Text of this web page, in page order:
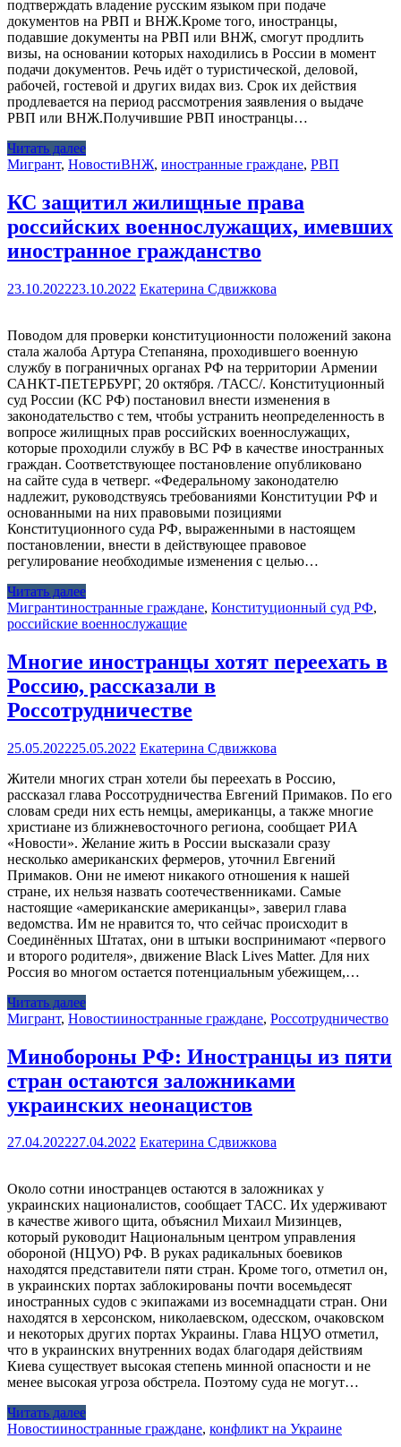
подтверждать владение русским языком при подаче
документов на РВП и ВНЖ.Кроме того, иностранцы,
подавшие документы на РВП или ВНЖ, смогут продлить
визы, на основании которых находились в России в момент
подачи документов. Речь идёт о туристической, деловой,
рабочей, гостевой и других видах виз. Срок их действия
продлевается на период рассмотрения заявления о выдаче
РВП или ВНЖ.Получившие РВП иностранцы…
Читать далее
Мигрант, НовостиВНЖ, иностранные граждане, РВП
КС защитил жилищные права
российских военнослужащих, имевших
иностранное гражданство
23.10.202223.10.2022 Екатерина Сдвижкова
Поводом для проверки конституционности положений закона
стала жалоба Артура Степаняна, проходившего военную
службу в пограничных органах РФ на территории Армении
САНКТ-ПЕТЕРБУРГ, 20 октября. /ТАСС/. Конституционный
суд России (КС РФ) постановил внести изменения в
законодательство с тем, чтобы устранить неопределенность в
вопросе жилищных прав российских военнослужащих,
которые проходили службу в ВС РФ в качестве иностранных
граждан. Соответствующее постановление опубликовано
на сайте суда в четверг. «Федеральному законодателю
надлежит, руководствуясь требованиями Конституции РФ и
основанными на них правовыми позициями
Конституционного суда РФ, выраженными в настоящем
постановлении, внести в действующее правовое
регулирование необходимые изменения с целью…
Читать далее
Мигрантиностранные граждане, Конституционный суд РФ,
российские военнослужащие
Многие иностранцы хотят переехать в
Россию, рассказали в
Россотрудничестве
25.05.202225.05.2022 Екатерина Сдвижкова
Жители многих стран хотели бы переехать в Россию,
рассказал глава Россотрудничества Евгений Примаков. По его
словам среди них есть немцы, американцы, а также многие
христиане из ближневосточного региона, сообщает РИА
«Новости». Желание жить в России высказали сразу
несколько американских фермеров, уточнил Евгений
Примаков. Они не имеют никакого отношения к нашей
стране, их нельзя назвать соотечественниками. Самые
настоящие «американские американцы», заверил глава
ведомства. Им не нравится то, что сейчас происходит в
Соединённых Штатах, они в штыки воспринимают «первого
и второго родителя», движение Black Lives Matter. Для них
Россия во многом остается потенциальным убежищем,…
Читать далее
Мигрант, Новостииностранные граждане, Россотрудничество
Минобороны РФ: Иностранцы из пяти
стран остаются заложниками
украинских неонацистов
27.04.202227.04.2022 Екатерина Сдвижкова
Около сотни иностранцев остаются в заложниках у
украинских националистов, сообщает ТАСС. Их удерживают
в качестве живого щита, объяснил Михаил Мизинцев,
который руководит Национальным центром управления
обороной (НЦУО) РФ. В руках радикальных боевиков
находятся представители пяти стран. Кроме того, отметил он,
в украинских портах заблокированы почти восемьдесят
иностранных судов с экипажами из восемнадцати стран. Они
находятся в херсонском, николаевском, одесском, очаковском
и некоторых других портах Украины. Глава НЦУО отметил,
что в украинских внутренних водах благодаря действиям
Киева существует высокая степень минной опасности и не
менее высокая угроза обстрела. Поэтому суда не могут…
Читать далее
Новостииностранные граждане, конфликт на Украине